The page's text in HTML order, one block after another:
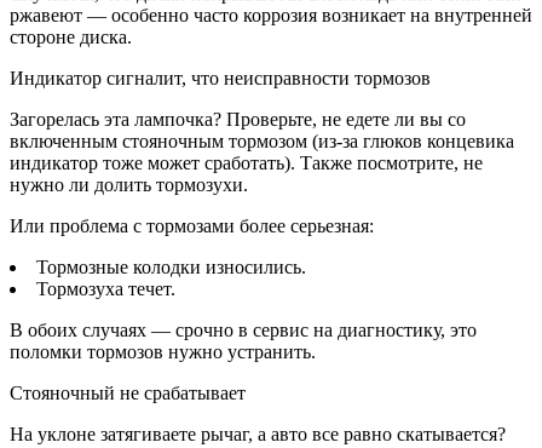
ржавеют — особенно часто коррозия возникает на внутренней
стороне диска.
Индикатор сигналит, что неисправности тормозов
Загорелась эта лампочка? Проверьте, не едете ли вы со
включенным стояночным тормозом (из-за глюков концевика
индикатор тоже может сработать). Также посмотрите, не
нужно ли долить тормозухи.
Или проблема с тормозами более серьезная:
Тормозные колодки износились.
Тормозуха течет.
В обоих случаях — срочно в сервис на диагностику, это
поломки тормозов нужно устранить.
Стояночный не срабатывает
На уклоне затягиваете рычаг, а авто все равно скатывается?